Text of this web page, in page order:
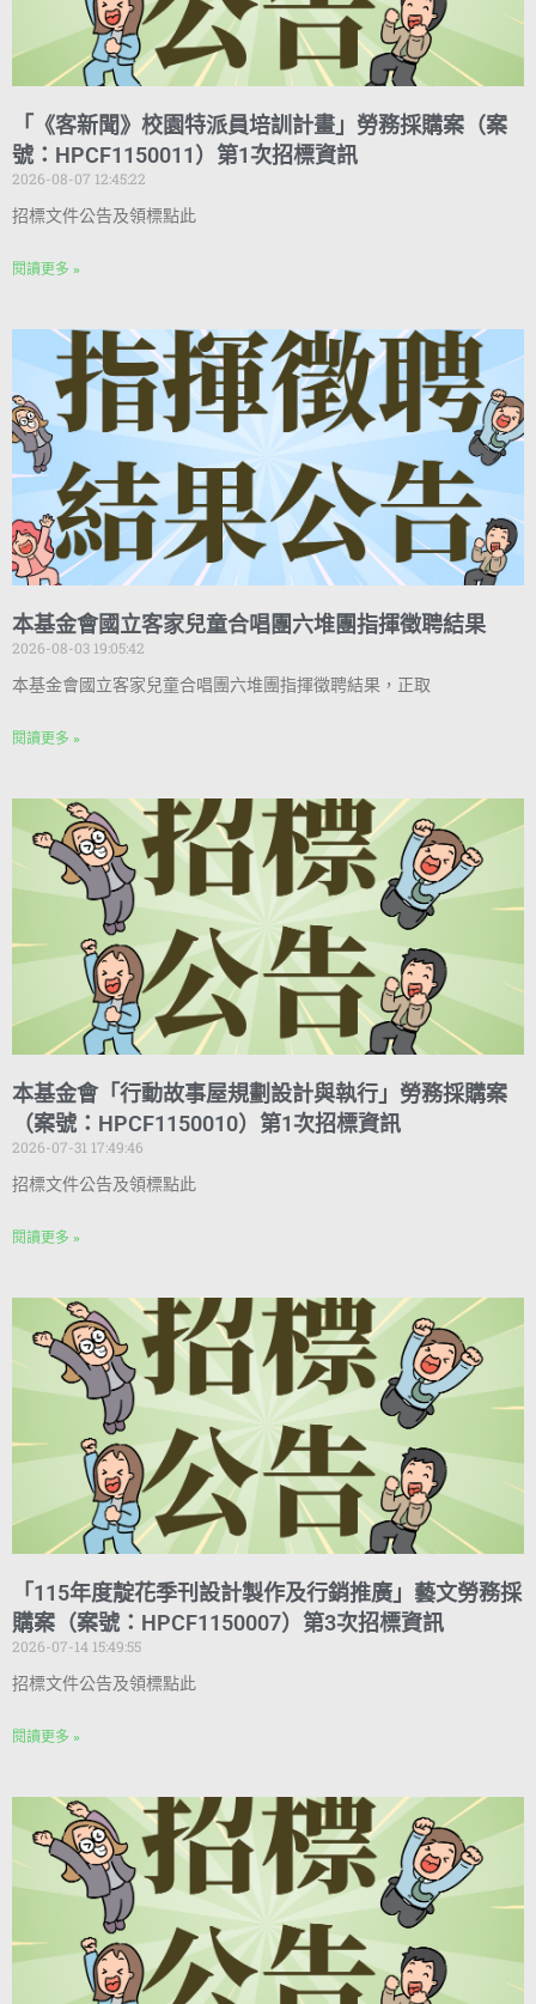
「《客新聞》校園特派員培訓計畫」勞務採購案（案
號：HPCF1150011）第1次招標資訊
2026-08-07 12:45:22
招標文件公告及領標點此
閱讀更多 »
本基金會國立客家兒童合唱團六堆團指揮徵聘結果
2026-08-03 19:05:42
本基金會國立客家兒童合唱團六堆團指揮徵聘結果，正取
閱讀更多 »
本基金會「行動故事屋規劃設計與執行」勞務採購案
（案號：HPCF1150010）第1次招標資訊
2026-07-31 17:49:46
招標文件公告及領標點此
閱讀更多 »
「115年度靛花季刊設計製作及行銷推廣」藝文勞務採
購案（案號：HPCF1150007）第3次招標資訊
2026-07-14 15:49:55
招標文件公告及領標點此
閱讀更多 »